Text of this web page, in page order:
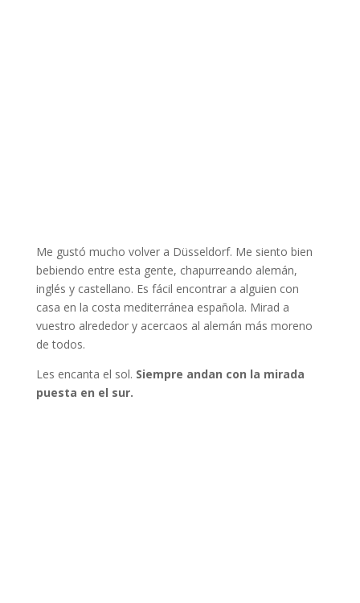
Me gustó mucho volver a Düsseldorf. Me siento bien
bebiendo entre esta gente, chapurreando alemán,
inglés y castellano. Es fácil encontrar a alguien con
casa en la costa mediterránea española. Mirad a
vuestro alrededor y acercaos al alemán más moreno
de todos.
Les encanta el sol. Siempre andan con la mirada
puesta en el sur.